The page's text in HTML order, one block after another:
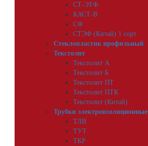
СТ-ЭТФ
КАСТ-В
СФ
СТЭФ (Китай) 1 сорт
Стеклопластик профильный
Текстолит
Текстолит А
Текстолит Б
Текстолит ПТ
Текстолит ПТК
Текстолит (Китай)
Трубки электроизоляционные
ТЛВ
ТУТ
ТКР